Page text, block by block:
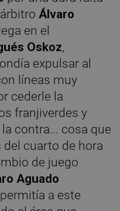
árbitroÁlvaro
en el
Oskoz,
expulsar al
líneas muy
cederle la
franjiverdes y
contra... cosa que
cuarto de hora
de juego
Aguado
a este